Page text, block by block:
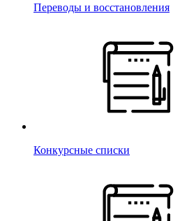
Переводы и восстановления
Конкурсные списки